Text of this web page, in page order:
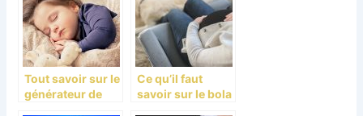
Tout savoir sur le
générateur de
Ce qu’il faut
savoir sur le bola